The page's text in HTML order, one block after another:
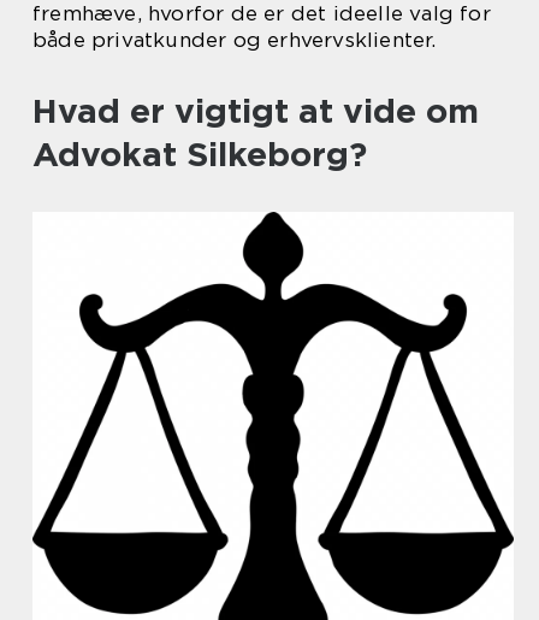
fremhæve, hvorfor de er det ideelle valg for
både privatkunder og erhvervsklienter.
Hvad er vigtigt at vide om
Advokat Silkeborg?